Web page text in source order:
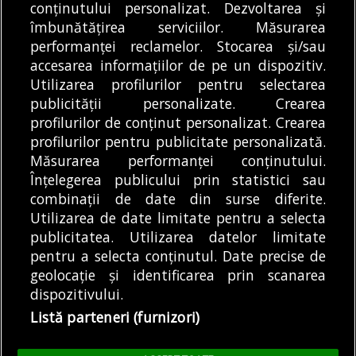
Articole Cultură Știri
Aproape o lună de evenimente cu acces
gratuit la Concursul Enescu 2026, din 23
august
MODIFICĂ SETĂRILE COOKIES
© Copyright 2025 - Buletin de București.
Găzduit dePresslabs.com. Powered by TRS Design.
Despre
Noi
Media
Kit
Politică De
Confidențialitate
Cookie
Policy (EU)
Cookie
Policy
Tweet
Facebook
Share this selection
Tweet
conținutului personalizat. Dezvoltarea și
îmbunătățirea serviciilor. Măsurarea
performanței reclamelor. Stocarea și/sau
accesarea informațiilor de pe un dispozitiv.
Utilizarea profilurilor pentru selectarea
publicității personalizate. Crearea
profilurilor de conținut personalizat. Crearea
profilurilor pentru publicitate personalizată.
Măsurarea performanței conținutului.
Înțelegerea publicului prin statistici sau
combinații de date din surse diferite.
Utilizarea de date limitate pentru a selecta
publicitatea. Utilizarea datelor limitate
pentru a selecta conținutul. Date precise de
geolocație și identificarea prin scanarea
dispozitivului.
Listă parteneri (furnizori)